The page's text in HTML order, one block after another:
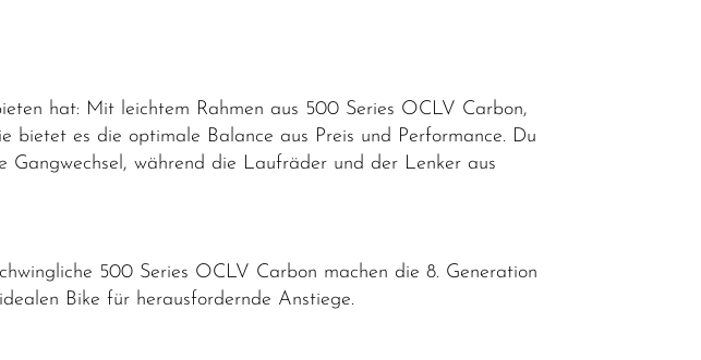
hat: Mit leichtem Rahmen aus 500 Series OCLV Carbon,
bietet es die optimale Balance aus Preis und Performance. Du
während die Laufräder und der Lenker aus
500 Series OCLV Carbon machen die 8. Generation
Bike für herausfordernde Anstiege.